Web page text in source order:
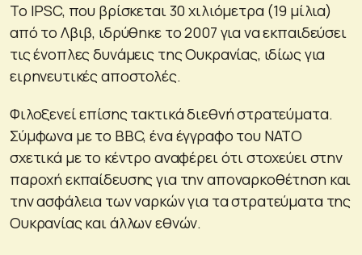
Το IPSC, που βρίσκεται 30 χιλιόμετρα (19 μίλια)
από το Λβιβ, ιδρύθηκε το 2007 για να εκπαιδεύσει
τις ένοπλες δυνάμεις της Ουκρανίας, ιδίως για
ειρηνευτικές αποστολές.
Φιλοξενεί επίσης τακτικά διεθνή στρατεύματα.
Σύμφωνα με το BBC, ένα έγγραφο του ΝΑΤΟ
σχετικά με το κέντρο αναφέρει ότι στοχεύει στην
παροχή εκπαίδευσης για την αποναρκοθέτηση και
την ασφάλεια των ναρκών για τα στρατεύματα της
Ουκρανίας και άλλων εθνών.